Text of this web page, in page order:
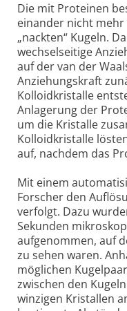
Die mit Proteinen
einander nicht
„nackten“ Kugeln.
wechselseitige
auf der van der
Anziehungskraft
Kolloidkristalle
Anlagerung der
um die Kristalle
Kolloidkristalle
auf, nachdem das
Mit einem
Forscher den
verfolgt. Dazu
Sekunden
aufgenommen, auf
zu sehen waren.
möglichen
zwischen den
winzigen Kristallen